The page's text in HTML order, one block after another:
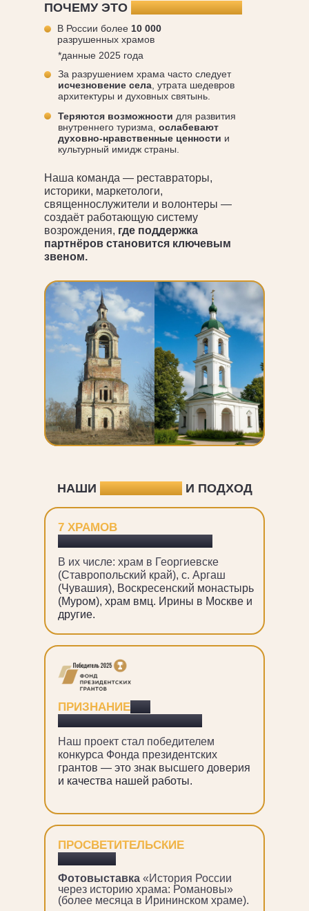
Наш проект стал победителем
конкурса Фонда президентских
грантов — это знак высшего доверия
и качества нашей работы.
ПРИЗНАНИЕ
В их числе: храм в Георгиевске
(Ставропольский край), с. Аргаш
(Чувашия), Воскресенский монастырь
(Муром), храм вмц. Ирины в Москве и
другие.
7 ХРАМОВ
Фотовыставка «История России
через историю храма: Романовы»
(более месяца в Ирининском храме).
ПРОСВЕТИТЕЛЬСКИЕ
НАШИ РЕЗУЛЬТАТЫИ ПОДХОД
ПОЧЕМУ ЭТО ВАЖНО СЕГОДНЯ
*данные 2025 года
В России более 10 000
разрушенных храмов
Наша команда — реставраторы,
историки, маркетологи,
священнослужители и волонтеры —
создаёт работающую систему
возрождения, где поддержка
партнёров становится ключевым
звеном.
Теряются возможности для развития
внутреннего туризма, ослабевают
духовно-нравственные ценности и
культурный имидж страны.
За разрушением храма часто следует
исчезновение села , утрата шедевров
архитектуры и духовных святынь.